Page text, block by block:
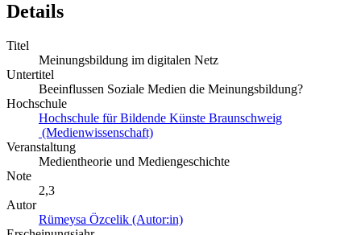
Details
Titel
Meinungsbildung im digitalen Netz
Untertitel
Beeinflussen Soziale Medien die Meinungsbildung?
Hochschule
Hochschule für Bildende Künste Braunschweig
(Medienwissenschaft)
Veranstaltung
Medientheorie und Mediengeschichte
Note
2,3
Autor
Rümeysa Özcelik (Autor:in)